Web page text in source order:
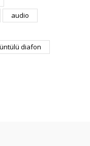
audio
diafon